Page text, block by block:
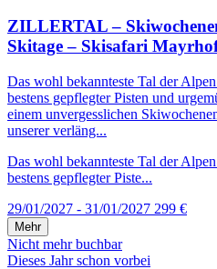
ZILLERTAL –
Skitage – Skisafari
Das wohl bekannteste Tal der
bestens gepflegter Pisten und
einem unvergesslichen
unserer verläng...
Das wohl bekannteste Tal der
bestens gepflegter Piste...
29/01/2027 - 31/01/2027 299 €
Mehr
Nicht mehr buchbar
Dieses Jahr schon vorbei